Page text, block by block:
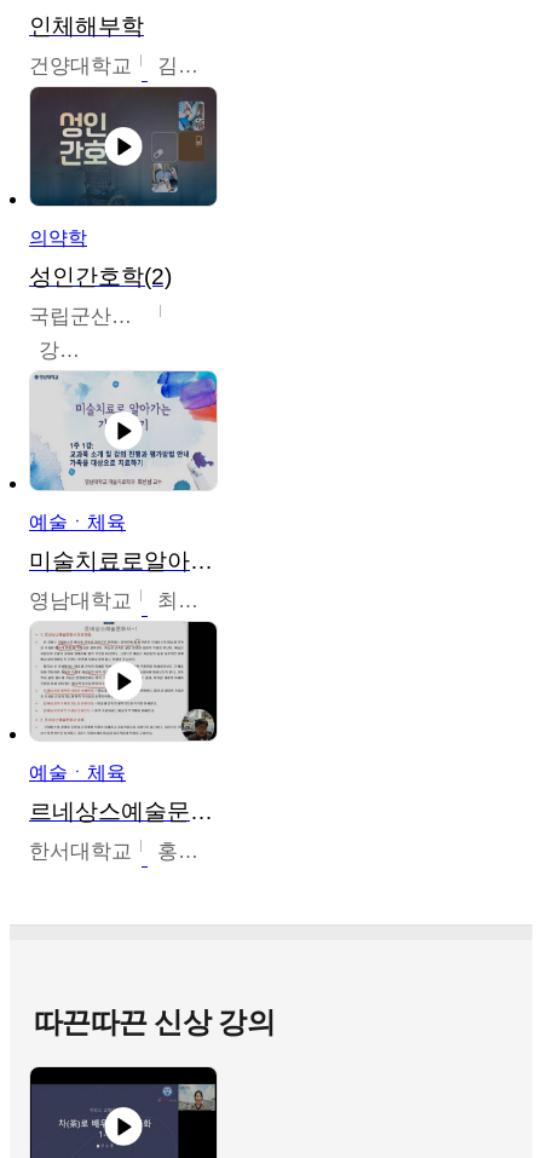
인체해부학
건양대학교 김철태
의약학
성인간호학(2)
국립군산대학교
강경아
예술ㆍ체육
미술치료로알아가는가족이야기
영남대학교 최선남
예술ㆍ체육
르네상스예술문화사
한서대학교 홍창호
따끈따끈 신상 강의